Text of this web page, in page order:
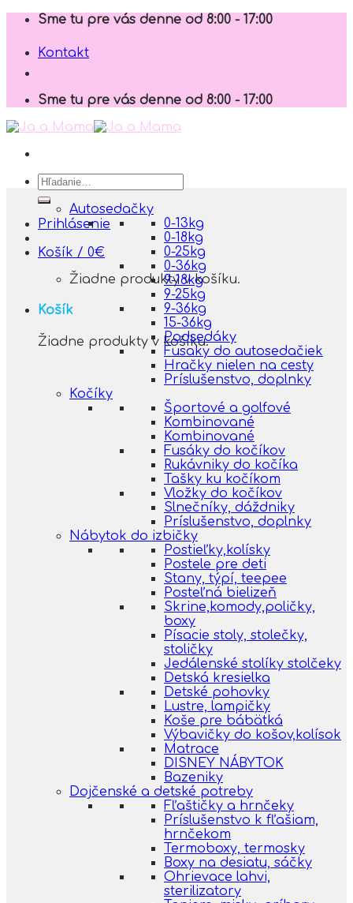
Skip
content
Sme tu pre vás denne od 8:00 - 17:00
Kontakt
Sme tu pre vás denne od 8:00 - 17:00
Hľadať:
Prihlásenie
Košík / 0€
Žiadne produkty v košíku.
Košík
Žiadne produkty v košíku.
Autosedačky
0-13kg
0-18kg
0-25kg
0-36kg
9-18kg
9-25kg
9-36kg
15-36kg
Podsedáky
Fusaky do autosedačiek
Hračky nielen na cesty
Príslušenstvo, doplnky
Kočíky
Športové a golfové
Kombinované
Kombinované
Fusáky do kočíkov
Rukávniky do kočíka
Tašky ku kočíkom
Vložky do kočíkov
Slnečníky, dáždniky
Príslušenstvo, doplnky
Nábytok do izbičky
Postieľky,kolísky
Postele pre deti
Stany, týpí, teepee
Posteľná bielizeň
Skrine,komody,poličky,
boxy
Písacie stoly, stolečky,
stoličky
Jedálenské stolíky stolčeky
Detská kresielka
Detské pohovky
Lustre, lampičky
Koše pre bábätká
Výbavičky do košov,kolísok
Matrace
DISNEY NÁBYTOK
Bazeniky
Dojčenské a detské potreby
Fľaštičky a hrnčeky
Príslušenstvo k fľašiam,
hrnčekom
Termoboxy, termosky
Boxy na desiatu, sáčky
Ohrievace lahvi,
sterilizatory